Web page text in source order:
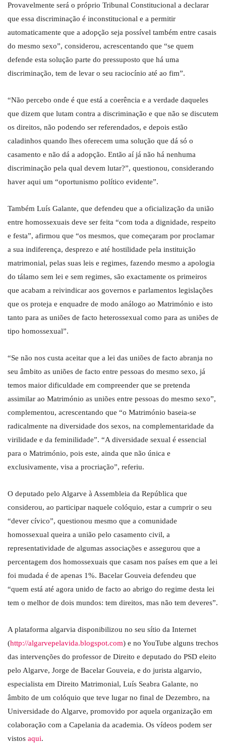
Provavelmente será o próprio Tribunal Constitucional a declarar
que essa discriminação é inconstitucional e a permitir
automaticamente que a adopção seja possível também entre casais
do mesmo sexo”, considerou, acrescentando que “se quem
defende esta solução parte do pressuposto que há uma
discriminação, tem de levar o seu raciocínio até ao fim”.
“Não percebo onde é que está a coerência e a verdade daqueles
que dizem que lutam contra a discriminação e que não se discutem
os direitos, não podendo ser referendados, e depois estão
caladinhos quando lhes oferecem uma solução que dá só o
casamento e não dá a adopção. Então aí já não há nenhuma
discriminação pela qual devem lutar?”, questionou, considerando
haver aqui um “oportunismo político evidente”.
Também Luís Galante, que defendeu que a oficialização da união
entre homossexuais deve ser feita “com toda a dignidade, respeito
e festa”, afirmou que “os mesmos, que começaram por proclamar
a sua indiferença, desprezo e até hostilidade pela instituição
matrimonial, pelas suas leis e regimes, fazendo mesmo a apologia
do tálamo sem lei e sem regimes, são exactamente os primeiros
que acabam a reivindicar aos governos e parlamentos legislações
que os proteja e enquadre de modo análogo ao Matrimónio e isto
tanto para as uniões de facto heterossexual como para as uniões de
tipo homossexual”.
“Se não nos custa aceitar que a lei das uniões de facto abranja no
seu âmbito as uniões de facto entre pessoas do mesmo sexo, já
temos maior dificuldade em compreender que se pretenda
assimilar ao Matrimónio as uniões entre pessoas do mesmo sexo”,
complementou, acrescentando que “o Matrimónio baseia-se
radicalmente na diversidade dos sexos, na complementaridade da
virilidade e da feminilidade”. “A diversidade sexual é essencial
para o Matrimónio, pois este, ainda que não única e
exclusivamente, visa a procriação”, referiu.
O deputado pelo Algarve à Assembleia da República que
considerou, ao participar naquele colóquio, estar a cumprir o seu
“dever cívico”, questionou mesmo que a comunidade
homossexual queira a união pelo casamento civil, a
representatividade de algumas associações e assegurou que a
percentagem dos homossexuais que casam nos países em que a lei
foi mudada é de apenas 1%. Bacelar Gouveia defendeu que
“quem está até agora unido de facto ao abrigo do regime desta lei
tem o melhor de dois mundos: tem direitos, mas não tem deveres”.
A plataforma algarvia disponibilizou no seu sítio da Internet
(http://algarvepelavida.blogspot.com) e no YouTube alguns trechos
das intervenções do professor de Direito e deputado do PSD eleito
pelo Algarve, Jorge de Bacelar Gouveia, e do jurista algarvio,
especialista em Direito Matrimonial, Luís Seabra Galante, no
âmbito de um colóquio que teve lugar no final de Dezembro, na
Universidade do Algarve, promovido por aquela organização em
colaboração com a Capelania da academia. Os vídeos podem ser
vistos aqui.